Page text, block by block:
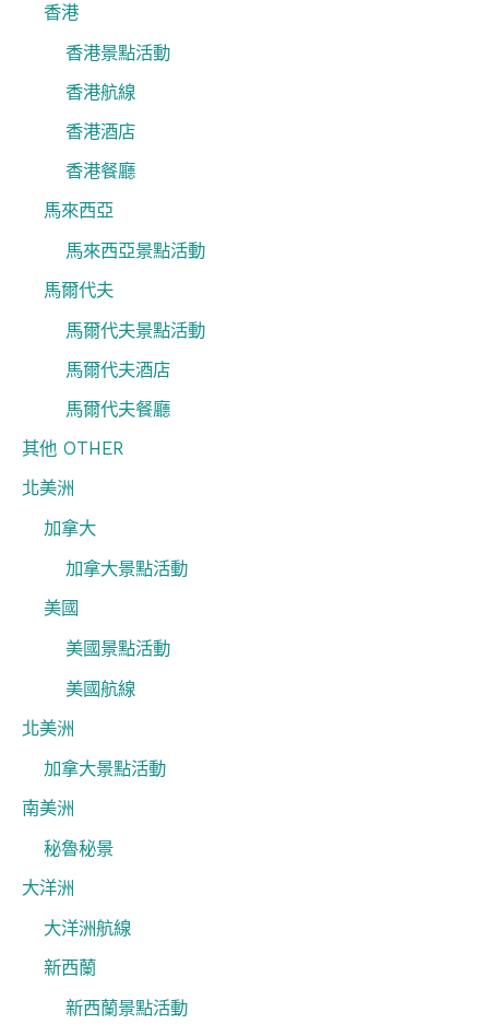
香港
香港景點活動
香港航線
香港酒店
香港餐廳
馬來西亞
馬來西亞景點活動
馬爾代夫
馬爾代夫景點活動
馬爾代夫酒店
馬爾代夫餐廳
其他 OTHER
北美洲
加拿大
加拿大景點活動
美國
美國景點活動
美國航線
北美洲
加拿大景點活動
南美洲
秘魯秘景
大洋洲
大洋洲航線
新西蘭
新西蘭景點活動